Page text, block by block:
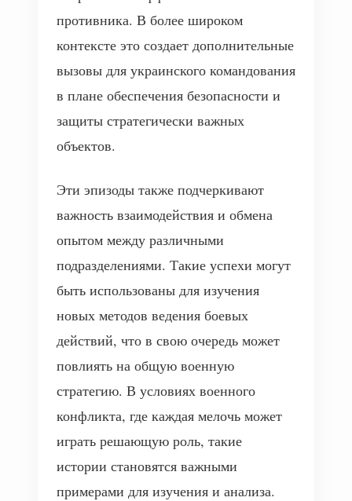
противника. В более широком
контексте это создает дополнительные
вызовы для украинского командования
в плане обеспечения безопасности и
защиты стратегически важных
объектов.
Эти эпизоды также подчеркивают
важность взаимодействия и обмена
опытом между различными
подразделениями. Такие успехи могут
быть использованы для изучения
новых методов ведения боевых
действий, что в свою очередь может
повлиять на общую военную
стратегию. В условиях военного
конфликта, где каждая мелочь может
играть решающую роль, такие
истории становятся важными
примерами для изучения и анализа.